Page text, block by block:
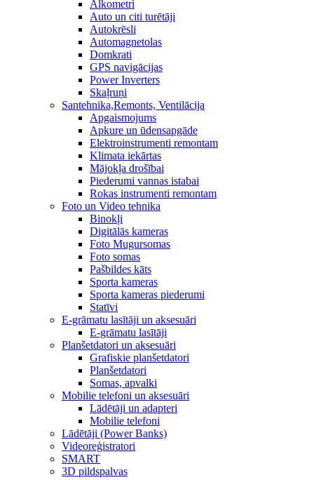
Alkometri
Auto un citi turētāji
Autokrēsli
Automagnetolas
Domkrati
GPS navigācijas
Power Inverters
Skaļruņi
Santehnika,Remonts, Ventilācija
Apgaismojums
Apkure un ūdensapgāde
Elektroinstrumenti remontam
Klimata iekārtas
Mājokļa drošībai
Piederumi vannas istabai
Rokas instrumenti remontam
Foto un Video tehnika
Binokļi
Digitālās kameras
Foto Mugursomas
Foto somas
Pašbildes kāts
Sporta kameras
Sporta kameras piederumi
Statīvi
E-grāmatu lasītāji un aksesuāri
E-grāmatu lasītāji
Planšetdatori un aksesuāri
Grafiskie planšetdatori
Planšetdatori
Somas, apvalki
Mobilie telefoni un aksesuāri
Lādētāji un adapteri
Mobilie telefoni
Lādētāji (Power Banks)
Videoreģistratori
SMART
3D pildspalvas